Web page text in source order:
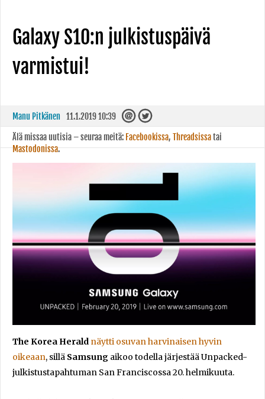
Galaxy S10:n julkistuspäivä
varmistui!
Manu Pitkänen 11.1.2019 10:39
Älä missaa uutisia – seuraa meitä: Facebookissa, Threadsissatai
Mastodonissa.
The Korea Herald näytti osuvan harvinaisen hyvin
oikeaan, sillä Samsung aikoo todella järjestää Unpacked-
julkistustapahtuman San Franciscossa 20. helmikuuta.